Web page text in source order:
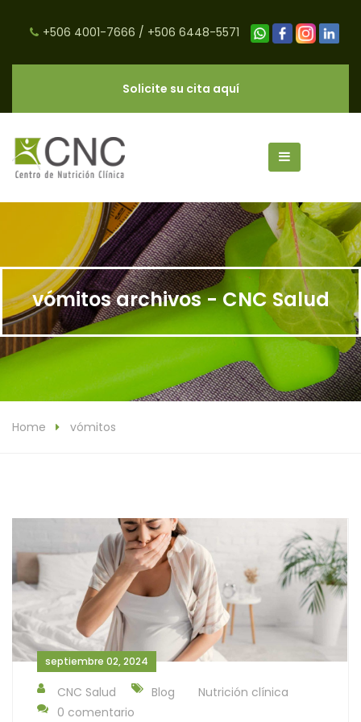
+506 4001-7666 / +506 6448-5571
Solicite su cita aquí
vómitos archivos - CNC Salud
Home vómitos
septiembre 02, 2024
CNC Salud Blog
Nutrición clínica
0 comentario